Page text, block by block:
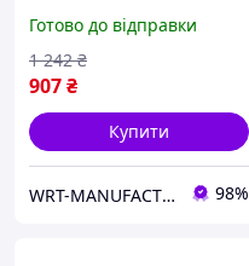
арт. 0910436182 )
Готово до відправки
907₴
1 242 ₴
Купити
WRT-MANUFACTURING 98%